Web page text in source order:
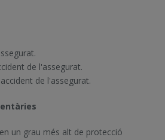
de l'assegurat.
de l'assegurat.
un grau més alt de protecció